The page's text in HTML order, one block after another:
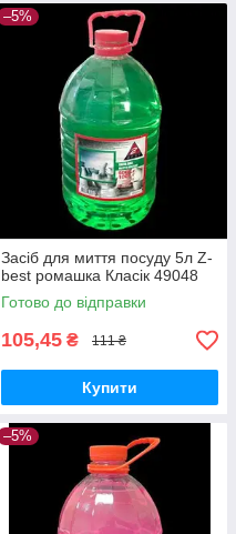
–5%
Засіб для миття посуду 5л Z-
best ромашка Класік 49048
Готово до відправки
105,45 ₴ 111 ₴
Купити
–5%